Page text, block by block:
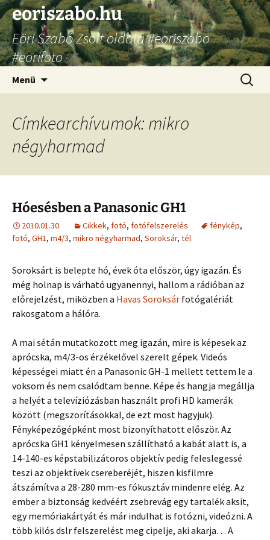
Ugrás
a
tartalomhoz
eoriszabo.hu
Eöri Szabó Zsolt oldala #eoriszabo
#eorifoto
Menü
Címkearchívumok: mikro
négyharmad
Hóesésben a Panasonic GH1
2010.01.30. Cikkek, fotó, fotófelszerelés fénykép,
fotó, GH1, m4/3, mikro négyharmad, Soroksár, tél
Soroksárt is belepte hó, évek óta először, úgy igazán. És
még holnap is várható ugyanennyi, hallom a rádióban az
előrejelzést, miközben a Havas Soroksár fotógalériát
rakosgatom a hálóra.
A mai sétán mutatkozott meg igazán, mire is képesek az
aprócska, m4/3-os érzékelővel szerelt gépek. Videós
képességei miatt én a Panasonic GH-1 mellett tettem le a
voksom és nem csalódtam benne. Képe és hangja megállja
a helyét a televíziózásban használt profi HD kamerák
között (megszorításokkal, de ezt most hagyjuk).
Fényképezőgépként most bizonyíthatott először. Az
aprócska GH1 kényelmesen szállítható a kabát alatt is, a
14-140-es képstabilizátoros objektív pedig feleslegessé
teszi az objektívek csereberéjét, hiszen kisfilmre
átszámítva a 28-280 mm-es fókusztáv mindenre elég. Az
ember a biztonság kedvéért zsebrevág egy tartalék aksit,
egy memóriakártyát és már indulhat is fotózni, videózni. A
több kilós dslr felszerelést meg cipelje, aki akarja… A